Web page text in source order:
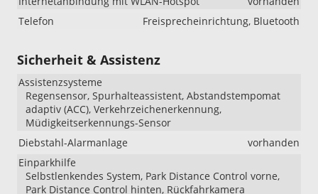
Telefon
Freisprecheinrichtung, Bluetooth
Sicherheit & Assistenz
Assistenzsysteme
Regensensor, Spurhalteassistent, Abstandstempomat
adaptiv (ACC), Verkehrzeichenerkennung,
Müdigkeitserkennungs-Sensor
Diebstahl-Alarmanlage
vorhanden
Einparkhilfe
Selbstlenkendes System, Park Distance Control vorne,
Park Distance Control hinten, Rückfahrkamera